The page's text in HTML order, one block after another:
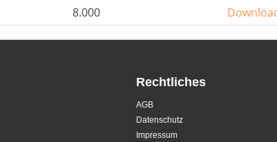
8.000
Rechtliches
AGB
Datenschutz
Impressum